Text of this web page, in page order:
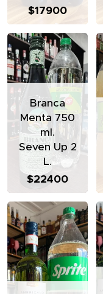
$17900
Branca
Menta 750
ml.
Seven Up 2
L.
$22400